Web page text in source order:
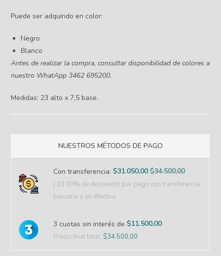
Puede ser adquirido en color:
Negro
Blanco
Antes de realizar la compra, consultar disponibilidad de colores a
nuestro WhatApp 3462 695200.
Medidas: 23 alto x 7,5 base.
NUESTROS MÉTODOS DE PAGO
Con transferencia:$31.050,00 $34.500,00
| 10.00% de descuento por pago con transferencia
bancaria o en efectivo
3 cuotas sin interés de$11.500,00
Precio final total: $34.500,00